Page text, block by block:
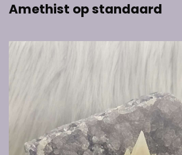
Amethist op standaard